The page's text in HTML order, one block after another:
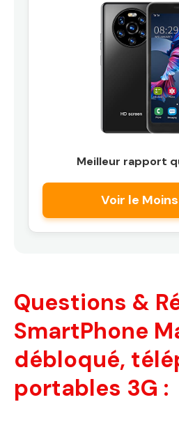
Meilleur rapport
Voir le
Questions &
SmartPhone
débloqué,
portables 3G :